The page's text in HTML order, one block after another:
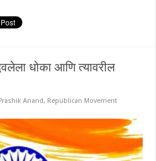
धोका आणि त्यावरील
Prashik Anand, Republican Movement